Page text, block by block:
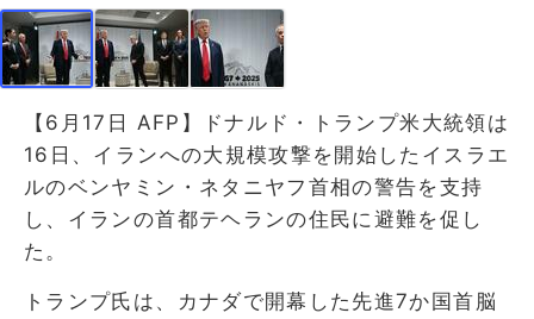
【6月17日 AFP】ドナルド・トランプ米大統領は
16日、イランへの大規模攻撃を開始したイスラエ
ルのベンヤミン・ネタニヤフ首相の警告を支持
し、イランの首都テヘランの住民に避難を促し
た。
トランプ氏は、カナダで開幕した先進7か国首脳